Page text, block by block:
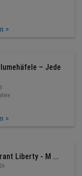
>
– Jede
>
Liberty - M ...